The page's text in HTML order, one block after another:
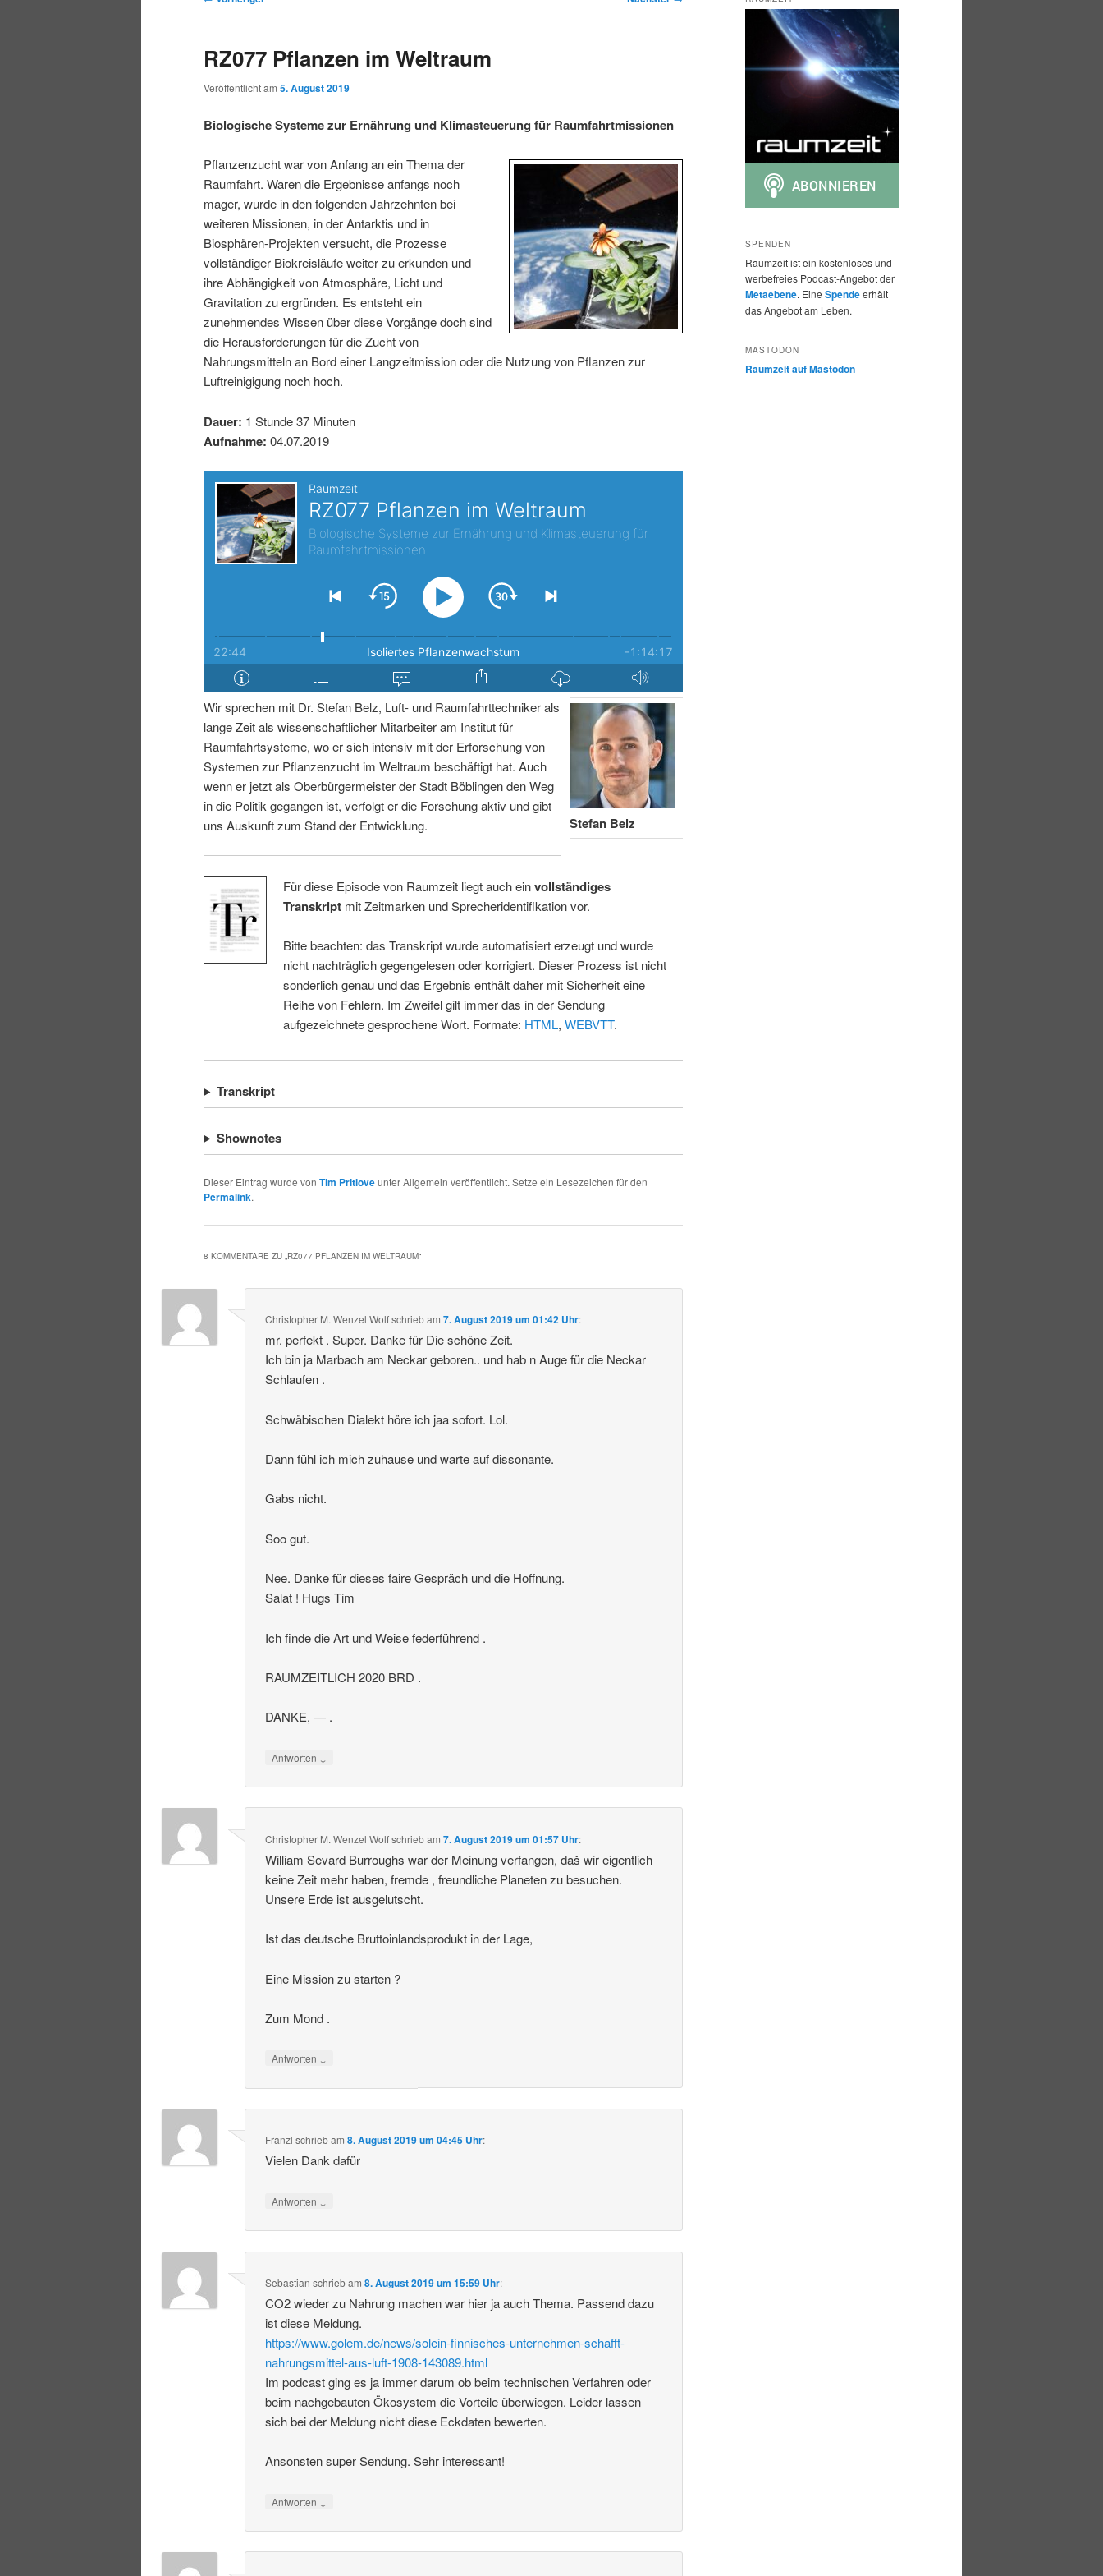
p
m
ä
r
e
n
I
n
h
a
l
s
r
i
n
g
e
n
s
u
n
d
ä
r
e
n
I
n
h
l
s
p
r
i
n
g
e
t
a
s
a
v
i
g
a
t
i
o
n
RZ077 Pflanzen im Weltraum
Veröffentlicht am 5. August 2019
Biologische Systeme zur Ernährung und Klimasteuerung für Raumfahrtmissionen
Pflanzenzucht war von Anfang an ein Thema der
Raumfahrt. Waren die Ergebnisse anfangs noch
mager, wurde in den folgenden Jahrzehnten bei
weiteren Missionen, in der Antarktis und in
Biosphären-Projekten versucht, die Prozesse
vollständiger Biokreisläufe weiter zu erkunden und
ihre Abhängigkeit von Atmosphäre, Licht und
Gravitation zu ergründen. Es entsteht ein
zunehmendes Wissen über diese Vorgänge doch sind
die Herausforderungen für die Zucht von
Nahrungsmitteln an Bord einer Langzeitmission oder die Nutzung von Pflanzen zur
Luftreinigigung noch hoch.
Dauer: 1 Stunde 37 Minuten
Aufnahme: 04.07.2019
Stefan Belz
Wir sprechen mit Dr. Stefan Belz, Luft- und Raumfahrttechniker als
lange Zeit als wissenschaftlicher Mitarbeiter am Institut für
Raumfahrtsysteme, wo er sich intensiv mit der Erforschung von
Systemen zur Pflanzenzucht im Weltraum beschäftigt hat. Auch
wenn er jetzt als Oberbürgermeister der Stadt Böblingen den Weg
in die Politik gegangen ist, verfolgt er die Forschung aktiv und gibt
uns Auskunft zum Stand der Entwicklung.
Für diese Episode von Raumzeit liegt auch einvollständiges
Transkriptmit Zeitmarken und Sprecheridentifikation vor.
Bitte beachten: das Transkript wurde automatisiert erzeugt und wurde
nicht nachträglich gegengelesen oder korrigiert. Dieser Prozess ist nicht
sonderlich genau und das Ergebnis enthält daher mit Sicherheit eine
Reihe von Fehlern. Im Zweifel gilt immer das in der Sendung
aufgezeichnete gesprochene Wort. Formate: HTML, WEBVTT.
Transkript
Shownotes
Dieser Eintrag wurde von Tim Pritloveunter Allgemein veröffentlicht. Setze ein Lesezeichen für den
Permalink.
8 KOMMENTARE ZU „RZ077 PFLANZEN IM WELTRAUM“
Christopher M. Wenzel Wolfschriebam7. August 2019 um 01:42 Uhr:
mr. perfekt . Super. Danke für Die schöne Zeit.
Ich bin ja Marbach am Neckar geboren.. und hab n Auge für die Neckar
Schlaufen .
Schwäbischen Dialekt höre ich jaa sofort. Lol.
Dann fühl ich mich zuhause und warte auf dissonante.
Gabs nicht.
Soo gut.
Nee. Danke für dieses faire Gespräch und die Hoffnung.
Salat ! Hugs Tim
Ich finde die Art und Weise federführend .
RAUMZEITLICH 2020 BRD .
DANKE, — .
Antworten ↓
Christopher M. Wenzel Wolfschriebam7. August 2019 um 01:57 Uhr:
William Sevard Burroughs war der Meinung verfangen, daš wir eigentlich
keine Zeit mehr haben, fremde , freundliche Planeten zu besuchen.
Unsere Erde ist ausgelutscht.
Ist das deutsche Bruttoinlandsprodukt in der Lage,
Eine Mission zu starten ?
Zum Mond .
Antworten ↓
Franzl schriebam8. August 2019 um 04:45 Uhr:
Vielen Dank dafür
Antworten ↓
Sebastian schriebam8. August 2019 um 15:59 Uhr:
CO2 wieder zu Nahrung machen war hier ja auch Thema. Passend dazu
ist diese Meldung.
https://www.golem.de/news/solein-finnisches-unternehmen-schafft-
nahrungsmittel-aus-luft-1908-143089.html
Im podcast ging es ja immer darum ob beim technischen Verfahren oder
beim nachgebauten Ökosystem die Vorteile überwiegen. Leider lassen
sich bei der Meldung nicht diese Eckdaten bewerten.
Ansonsten super Sendung. Sehr interessant!
Antworten ↓
SPENDEN
Raumzeit ist ein kostenloses und
werbefreies Podcast-Angebot der
Metaebene. Eine Spendeerhält
das Angebot am Leben.
MASTODON
Raumzeit auf Mastodon